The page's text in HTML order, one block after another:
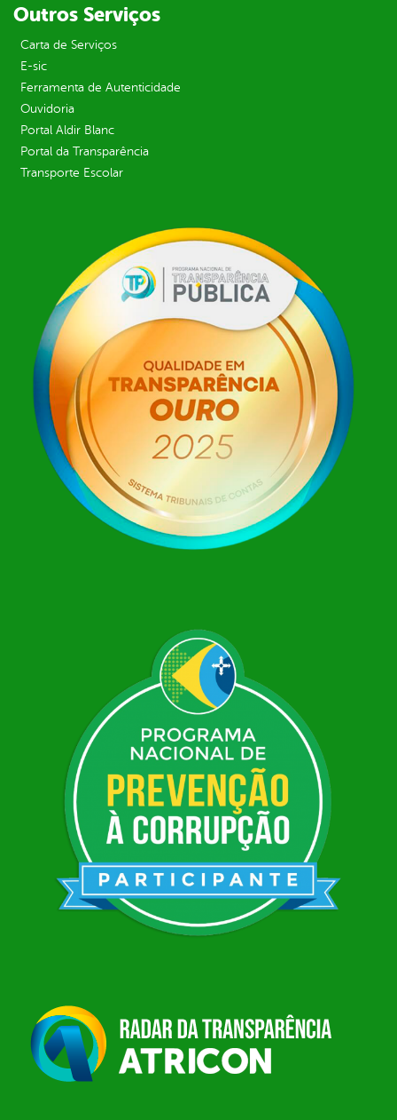
Outros Serviços
Carta de Serviços
E-sic
Ferramenta de Autenticidade
Ouvidoria
Portal Aldir Blanc
Portal da Transparência
Transporte Escolar